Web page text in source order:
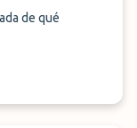
de qué